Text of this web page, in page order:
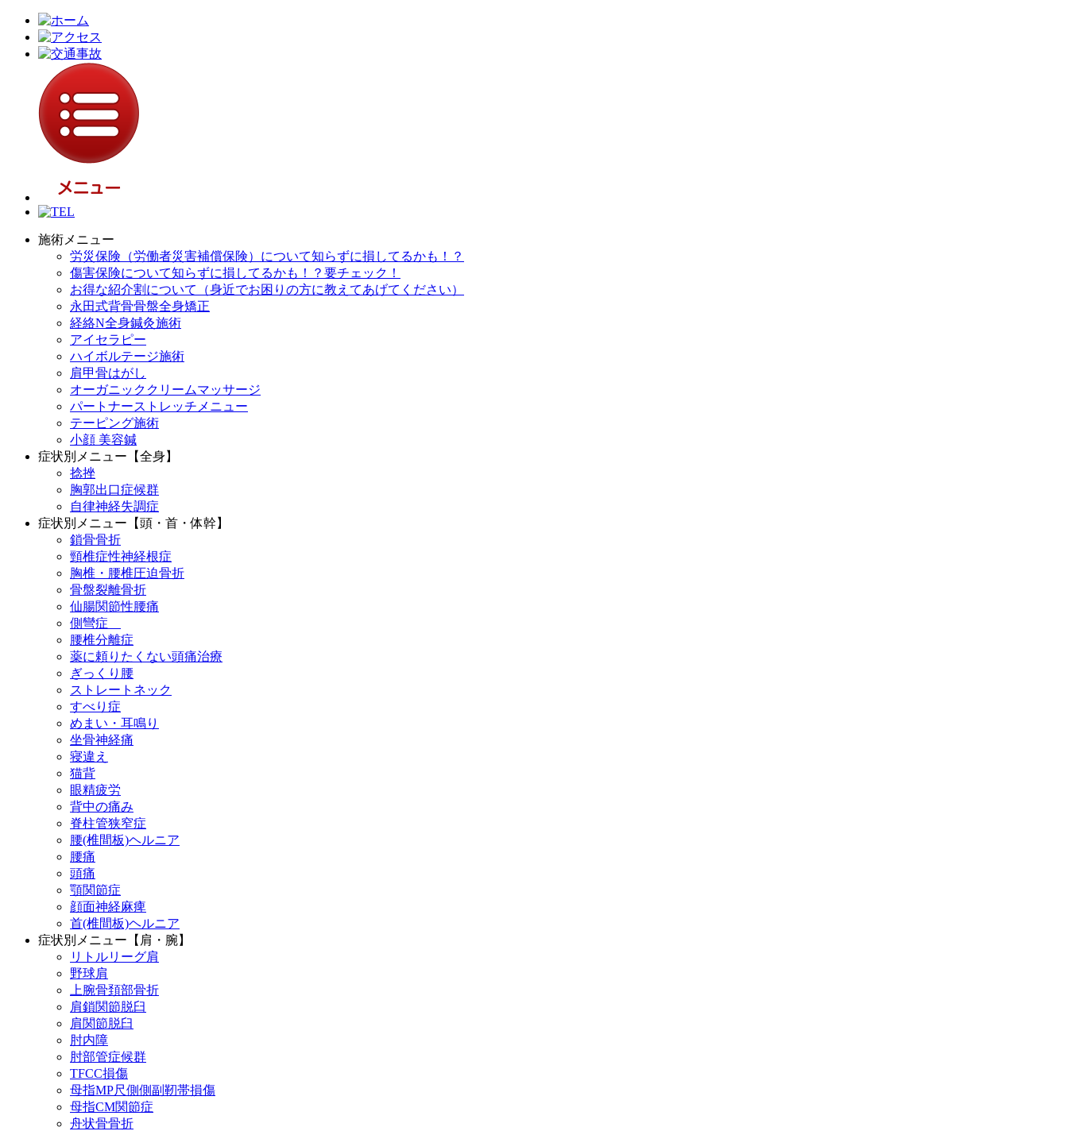
施術メニュー
労災保険（労働者災害補償保険）について知らずに損してるかも！？
傷害保険について知らずに損してるかも！？要チェック！
お得な紹介割について（身近でお困りの方に教えてあげてください）
永田式背骨骨盤全身矯正
経絡N全身鍼灸施術
アイセラピー
ハイボルテージ施術
肩甲骨はがし
オーガニッククリームマッサージ
パートナーストレッチメニュー
テーピング施術
小顔 美容鍼
症状別メニュー【全身】
捻挫
胸郭出口症候群
自律神経失調症
症状別メニュー【頭・首・体幹】
鎖骨骨折
頸椎症性神経根症
胸椎・腰椎圧迫骨折
骨盤裂離骨折
仙腸関節性腰痛
側彎症
腰椎分離症
薬に頼りたくない頭痛治療
ぎっくり腰
ストレートネック
すべり症
めまい・耳鳴り
坐骨神経痛
寝違え
猫背
眼精疲労
背中の痛み
脊柱管狭窄症
腰(椎間板)ヘルニア
腰痛
頭痛
顎関節症
顔面神経麻痺
首(椎間板)ヘルニア
症状別メニュー【肩・腕】
リトルリーグ肩
野球肩
上腕骨頚部骨折
肩鎖関節脱臼
肩関節脱臼
肘内障
肘部管症候群
TFCC損傷
母指MP尺側側副靭帯損傷
母指CM関節症
舟状骨骨折